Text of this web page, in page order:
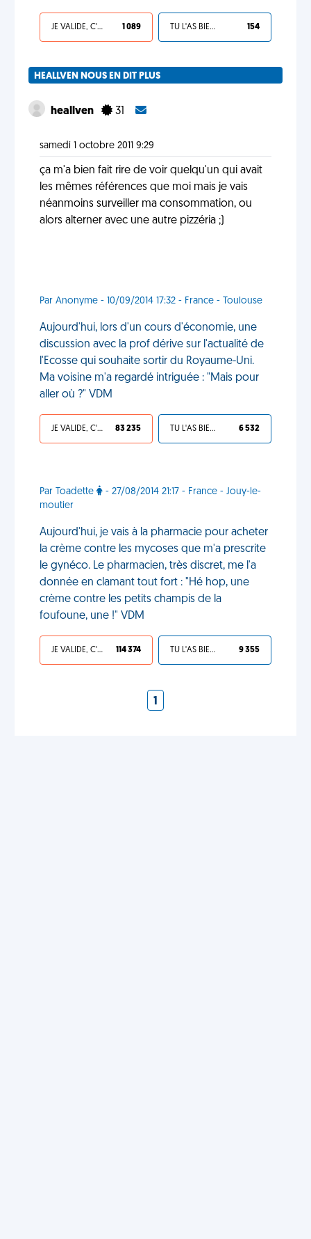
JE VALIDE, C'EST UNE VDM 1 089 TU L'AS BIEN MÉRITÉ 154
HEALLVEN NOUS EN DIT PLUS
heallven 31
samedi 1 octobre 2011 9:29
ça m'a bien fait rire de voir quelqu'un qui avait
les mêmes références que moi mais je vais
néanmoins surveiller ma consommation, ou
alors alterner avec une autre pizzéria ;)
Par Anonyme - 10/09/2014 17:32 - France - Toulouse
Aujourd'hui, lors d'un cours d'économie, une
discussion avec la prof dérive sur l'actualité de
l'Ecosse qui souhaite sortir du Royaume-Uni.
Ma voisine m'a regardé intriguée : "Mais pour
aller où ?" VDM
JE VALIDE, C'EST UNE VDM 83 235 TU L'AS BIEN MÉRITÉ 6 532
Par Toadette
- 27/08/2014 21:17 - France - Jouy-le-
moutier
Aujourd'hui, je vais à la pharmacie pour acheter
la crème contre les mycoses que m'a prescrite
le gynéco. Le pharmacien, très discret, me l'a
donnée en clamant tout fort : "Hé hop, une
crème contre les petits champis de la
foufoune, une !" VDM
JE VALIDE, C'EST UNE VDM 114 374 TU L'AS BIEN MÉRITÉ 9 355
1